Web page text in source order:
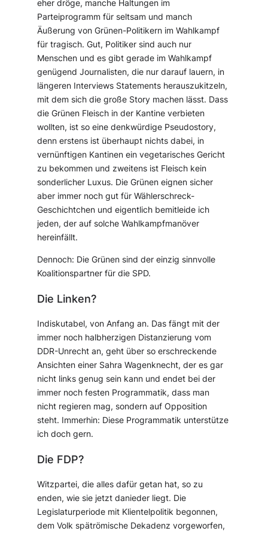
eher dröge, manche Haltungen im
Parteiprogramm für seltsam und manch
Äußerung von Grünen-Politikern im Wahlkampf
für tragisch. Gut, Politiker sind auch nur
Menschen und es gibt gerade im Wahlkampf
genügend Journalisten, die nur darauf lauern, in
längeren Interviews Statements herauszukitzeln,
mit dem sich die große Story machen lässt. Dass
die Grünen Fleisch in der Kantine verbieten
wollten, ist so eine denkwürdige Pseudostory,
denn erstens ist überhaupt nichts dabei, in
vernünftigen Kantinen ein vegetarisches Gericht
zu bekommen und zweitens ist Fleisch kein
sonderlicher Luxus. Die Grünen eignen sicher
aber immer noch gut für Wählerschreck-
Geschichtchen und eigentlich bemitleide ich
jeden, der auf solche Wahlkampfmanöver
hereinfällt.
Dennoch: Die Grünen sind der einzig sinnvolle
Koalitionspartner für die SPD.
Die Linken?
Indiskutabel, von Anfang an. Das fängt mit der
immer noch halbherzigen Distanzierung vom
DDR-Unrecht an, geht über so erschreckende
Ansichten einer Sahra Wagenknecht, der es gar
nicht links genug sein kann und endet bei der
immer noch festen Programmatik, dass man
nicht regieren mag, sondern auf Opposition
steht. Immerhin: Diese Programmatik unterstütze
ich doch gern.
Die FDP?
Witzpartei, die alles dafür getan hat, so zu
enden, wie sie jetzt danieder liegt. Die
Legislaturperiode mit Klientelpolitik begonnen,
dem Volk spätrömische Dekadenz vorgeworfen,